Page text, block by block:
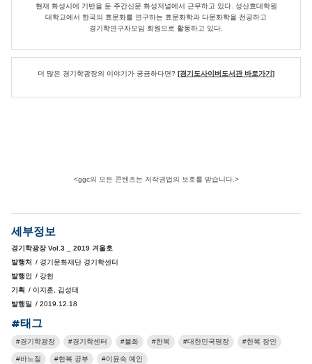
현재 화성시에 기반을 둔 주간신문 화성저널에서 근무하고 있다. 성산효대학원
대학교에서 한국의 효문화를 연구하는 효문화학과 다문화학을 전공하고
경기학연구자모임 회원으로 활동하고 있다.
더 많은 경기학광장의 이야기가 궁금하다면? [경기도사이버도서관 바로가기]
<ggc의 모든 콘텐츠는 저작권법의 보호를 받습니다.>
세부정보
경기학광장 Vol.3 _ 2019 겨울호
발행처
/ 경기문화재단 경기학센터
발행인 / 강헌
기획 / 이지훈, 김성태
발행일 / 2019.12.18
#태그
경기학광장 경기학센터 불화 한복 대한민국명장 한복 장인
바느질 한복 공부 이윤숙 예인